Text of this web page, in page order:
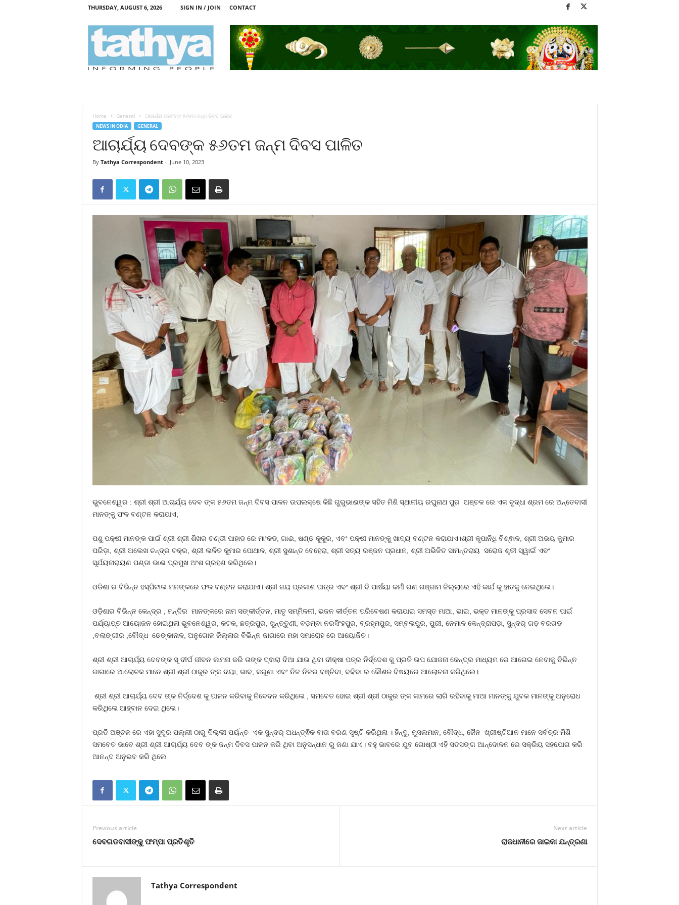
THURSDAY, AUGUST 6, 2026 SIGN IN / JOIN CONTACT
Home General ଆଚାର୍ଯ୍ୟ ଦେବଙ୍କ ୫୬ତମ ଜନ୍ମ ଦିବସ ପାଳିତ
NEWS IN ODIA GENERAL
ଆଚାର୍ଯ୍ୟ ଦେବଙ୍କ ୫୬ତମ ଜନ୍ମ ଦିବସ ପାଳିତ
By Tathya Correspondent- June 10, 2023
ଭୁବନେଶ୍ୱର : ଶ୍ରୀ ଶ୍ରୀ ଆଚାର୍ଯ୍ୟ ଦେବ ଙ୍କ ୫୬ତମ ଜନ୍ମ ଦିବସ ପାଳନ ଉପଲକ୍ଷେ କିଛି ଗୁରୁଭାଈଙ୍କ ସହିତ ମିଶି ସ୍ଥାନୀୟ ରଘୁନାଥ ପୁର ଅଞ୍ଚଳ ରେ ଏକ ବୃଦ୍ଧା ଶ୍ରମ ରେ ଅନ୍ତେବାସୀ
ମାନଙ୍କୁ ଫଳ ବଣ୍ଟନ କରାଯାଏ,
ପଶୁ ପକ୍ଷୀ ମାନଙ୍କ ପାଇଁ ଶ୍ରୀ ଶ୍ରୀ ଶିଖର ଚଣ୍ଡୀ ପାହାଡ ରେ ମାଂକଡ, ଗାଈ, ଷଣ୍ଢ କୁକୁର, ଏବଂ ପକ୍ଷୀ ମାନଙ୍କୁ ଖାଦ୍ୟ ବଣ୍ଟନ କରାଯାଏ।ଶ୍ରୀ କୃପାନିଧି ବିଶ୍ଵାଳ, ଶ୍ରୀ ଅଭୟ କୁମାର
ପରିଡ଼ା, ଶ୍ରୀ ଅଲେଖ ଚନ୍ଦ୍ର ଚକ୍ର, ଶ୍ରୀ ଲଳିତ କୁମାର ପୋଥାଳ, ଶ୍ରୀ ସୁଶାନ୍ତ ବେହେରା, ଶ୍ରୀ ସତ୍ୟ ରଞ୍ଜନ ପ୍ରଧାନ, ଶ୍ରୀ ଅଭିଜିତ ସାମନ୍ତରାୟ ସରୋଜ ଶୃତୀ ସ୍ୱାଇଁ ଏବଂ
ସୂର୍ଯୟନାରାୟଣ ପଣ୍ଡା ଭାଈ ପ୍ରମୁଖ ଅଂଶ ଗ୍ରହଣ କରିଥିଲେ।
ଓଡିଶା ର ବିଭିନ୍ନ ହସ୍ପିଟାଲ ମନଙ୍କରେ ଫଳ ବଣ୍ଟନ କରାଯାଏ। ଶ୍ରୀ ଜୟ ପ୍ରକାଶ ପାତ୍ର ଏବଂ ଶ୍ରୀ ବି ପାର୍ଷୟା କର୍ମୀ ଗଣ ଗଞ୍ଜାମ ଜିଲ୍ଲାରେ ଏହି କାର୍ଯ କୁ ହାତକୁ ନେଇଥିଲେ।
ଓଡ଼ିଶାର ବିଭିନ୍ନ କେନ୍ଦ୍ର , ମନ୍ଦିର ମାନଙ୍କରେ ନାମ ସଙ୍କୀର୍ତ୍ତନ, ମାତୃ ସମ୍ମିଳନୀ, ଭଜନ କୀର୍ତ୍ତନ ପରିବେଷଣ କରାଯାଇ ସମସ୍ତ ମାଆ, ଭାଇ, ଭକ୍ତ ମାନଙ୍କୁ ପ୍ରସାଦ ସେବନ ପାଇଁ
ପର୍ଯ୍ୟାପ୍ତ ଆୟୋଜନ ହୋଇଥିଲା ଭୁବନେଶ୍ୱର, କଟକ, ଛତ୍ରପୁର, ଖୁନ୍ତ୍ତୁଣୀ, ବଡ଼ମ୍ବା ନରସିଂହପୁର, ବ୍ରହ୍ମପୁର, ସମ୍ବଲପୁର, ପୁରୀ, ନେମାଳ କେନ୍ଦ୍ରାପଡ଼ା, ସୁନ୍ଦର୍ ଗଡ଼ ବରଗଡ
,ବଲାଙ୍ଗୀର ,ବୌଦ୍ଧ ଢେଙ୍କାନାଳ, ଅନୁଗୋଳ ଜିଲ୍ଲାର ବିଭିନ୍ନ ଜାଗାରେ ମହା ସମାରୋହ ରେ ଆୟୋଜିତ।
ଶ୍ରୀ ଶ୍ରୀ ଆଚାର୍ଯ୍ୟ ଦେବଙ୍କ ସୂ ଦୀର୍ଘ ଜୀବନ କାମନା କରି ତାଙ୍କ ଦ୍ଵାରା ଦିଆ ଯାଉ ଥିବା ଦୀକ୍ଷା ପତ୍ର ନିର୍ଦ୍ଦେଶ କୁ ପ୍ରତି ଉପ ଯୋଜନା କେନ୍ଦ୍ର ମାଧ୍ୟମ ରେ ଆଗେଇ ନେବାକୁ ବିଭିନ୍ନ
ଜାଗାରେ ଆଲୋଚକ ମାନେ ଶ୍ରୀ ଶ୍ରୀ ଠାକୁର ଙ୍କ ଦୟା, ଭାବ, କରୁଣା ଏବଂ ନିଜ ନିଜର ବଞ୍ଚିବା, ବଢିବା ର କୌଶଳ ବିଷୟରେ ଆଲୋଚନା କରିଥିଲେ।
ଶ୍ରୀ ଶ୍ରୀ ଆଚାର୍ଯ୍ୟ ଦେବ ଙ୍କ ନିର୍ଦ୍ଦେଶ କୁ ପାଳନ କରିବାକୁ ନିବେଦନ କରିଥିଲେ , ସମବେତ ହୋଇ ଶ୍ରୀ ଶ୍ରୀ ଠାକୁର ଙ୍କ କାମରେ ଲାଗି ରହିବାକୁ ମାଆ ମାନଙ୍କୁ ଯୁବକ ମାନଙ୍କୁ ଅନୁରୋଧ
କରିଥିଲେ ଆହ୍ବାନ ଦେଇ ଥିଲେ।
ପ୍ରତି ଅଞ୍ଚଳ ରେ ଏହା ସୁଦୂର ପଲ୍ଲୀ ଠାରୁ ଦିଲ୍ଲୀ ପର୍ୟନ୍ତ ଏକ ସୁନ୍ଦର୍ ଅଧନ୍ତ୍ଵିକ ବାତା ବରଣ ସୃଷ୍ଟି କରିଥିଲା । ହିନ୍ଦୁ, ମୁସଲମାନ, ବୌଦ୍ଧ, ଜୈନ ଖ୍ରୀଷ୍ଟିଆନ ମାନେ ସର୍ବତ୍ର ମିଶି
ସମବେତ ଭାବେ ଶ୍ରୀ ଶ୍ରୀ ଆଚାର୍ଯ୍ୟ ଦେବ ଙ୍କ ଜନ୍ମ ଦିବସ ପାଳନ କରି ଥିବା ଅନୁସନ୍ଧାନ ରୁ ଜଣା ଯାଏ। ବହୁ ଭାବରେ ଯୁବ ଗୋଷ୍ଠୀ ଏହି ସତସଙ୍ଗ ଆନ୍ଦୋଳନ ରେ ସକ୍ରିୟ ସହଯୋଗ କରି
ଆନନ୍ଦ ଅନୁଭବ କରି ଥିଲେ
Previous article
ଦେବଗଡବାସୀଙ୍କୁ ଫମ୍ପା ପ୍ରତିଶୃତି
Next article
ରାଜଧାନୀରେ ଜାଇକା ଯନ୍ତ୍ରଣା
Tathya Correspondent